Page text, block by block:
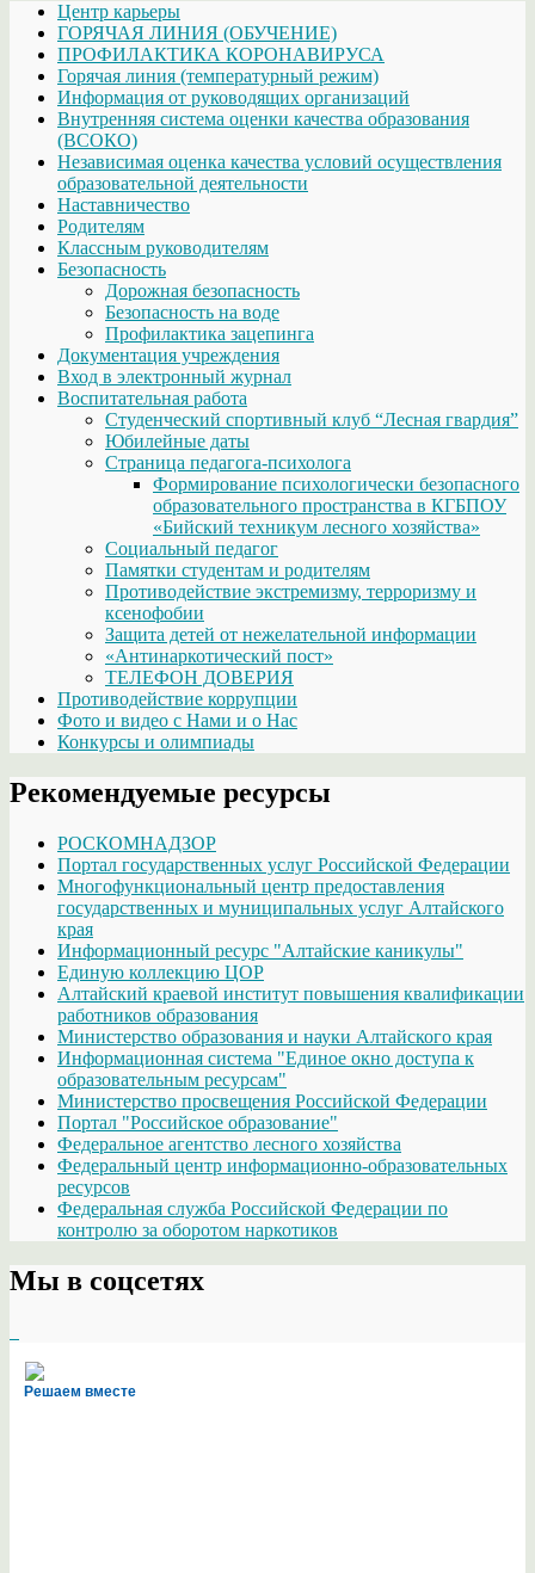
Центр карьеры
ГОРЯЧАЯ ЛИНИЯ (ОБУЧЕНИЕ)
ПРОФИЛАКТИКА КОРОНАВИРУСА
Горячая линия (температурный режим)
Информация от руководящих организаций
Внутренняя система оценки качества образования
(ВСОКО)
Независимая оценка качества условий осуществления
образовательной деятельности
Наставничество
Родителям
Классным руководителям
Безопасность
Дорожная безопасность
Безопасность на воде
Профилактика зацепинга
Документация учреждения
Вход в электронный журнал
Воспитательная работа
Студенческий спортивный клуб “Лесная гвардия”
Юбилейные даты
Страница педагога-психолога
Формирование психологически безопасного
образовательного пространства в КГБПОУ
«Бийский техникум лесного хозяйства»
Социальный педагог
Памятки студентам и родителям
Противодействие экстремизму, терроризму и
ксенофобии
Защита детей от нежелательной информации
«Антинаркотический пост»
ТЕЛЕФОН ДОВЕРИЯ
Противодействие коррупции
Фото и видео с Нами и о Нас
Конкурсы и олимпиады
Рекомендуемые ресурсы
РОСКОМНАДЗОР
Портал государственных услуг Российской Федерации
Многофункциональный центр предоставления
государственных и муниципальных услуг Алтайского
края
Информационный ресурс "Алтайские каникулы"
Единую коллекцию ЦОР
Алтайский краевой институт повышения квалификации
работников образования
Министерство образования и науки Алтайского края
Информационная система "Единое окно доступа к
образовательным ресурсам"
Министерство просвещения Российской Федерации
Портал "Российское образование"
Федеральное агентство лесного хозяйства
Федеральный центр информационно-образовательных
ресурсов
Федеральная служба Российской Федерации по
контролю за оборотом наркотиков
Мы в соцсетях
Решаем вместе